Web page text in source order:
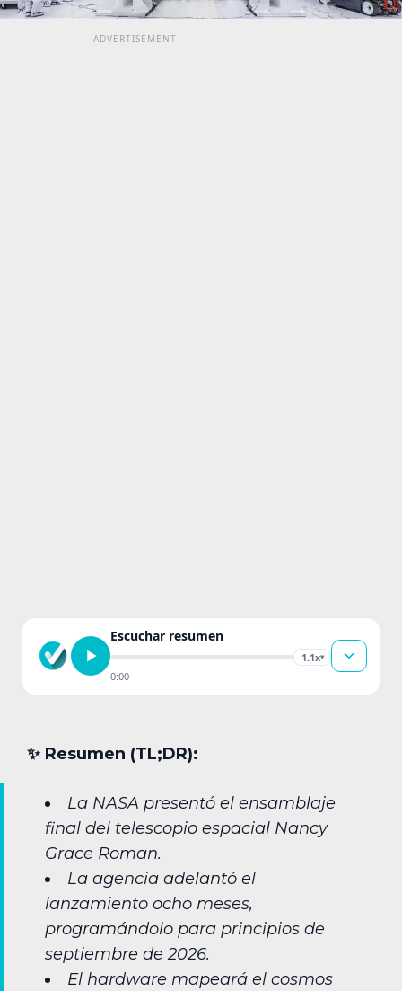
Escuchar resumen
1.1x▾
0:00
✨︎ Resumen (TL;DR):
La NASA presentó el ensamblaje
final del telescopio espacial Nancy
Grace Roman.
La agencia adelantó el
lanzamiento ocho meses,
programándolo para principios de
septiembre de 2026.
El hardware mapeará el cosmos